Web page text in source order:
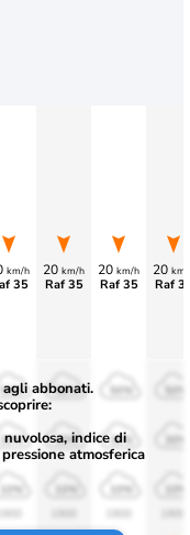
km/h
35
20 km/h
Raf 35
20 km/h
Raf 35
20
Raf
50%
30%
10%
50%
30%
50%
30%
10%
abbonati.
indice di
atmosferica